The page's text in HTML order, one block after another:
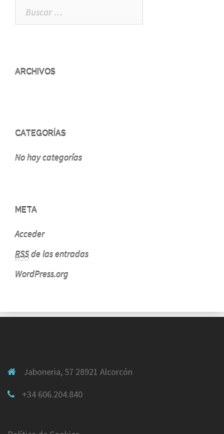
Buscar:
ARCHIVOS
CATEGORÍAS
No hay categorías
META
Acceder
RSSde las entradas
WordPress.org
Jaboneria, 57 28921 Alcorcón
+34 606.204.840